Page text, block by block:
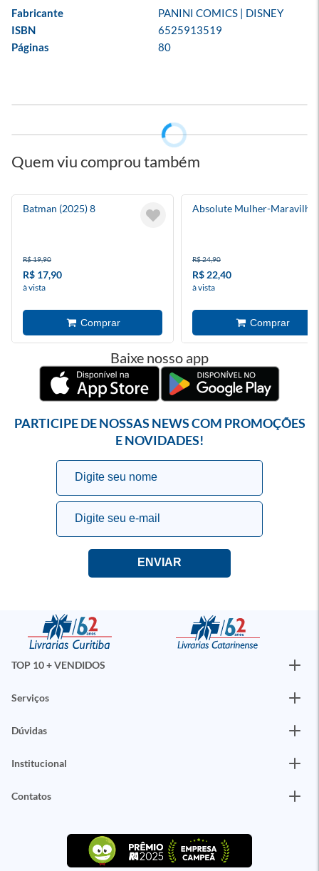
Fabricante
PANINI COMICS | DISNEY
ISBN
6525913519
Páginas
80
Quem viu comprou também
Batman (2025) 8
R$ 19,90
R$ 17,90
à vista
Absolute Mulher-Maravilha
R$ 24,90
R$ 22,40
à vista
Baixe nosso app
PARTICIPE DE NOSSAS NEWS COM PROMOÇÕES
E NOVIDADES!
TOP 10 + VENDIDOS
Serviços
Dúvidas
Institucional
Contatos